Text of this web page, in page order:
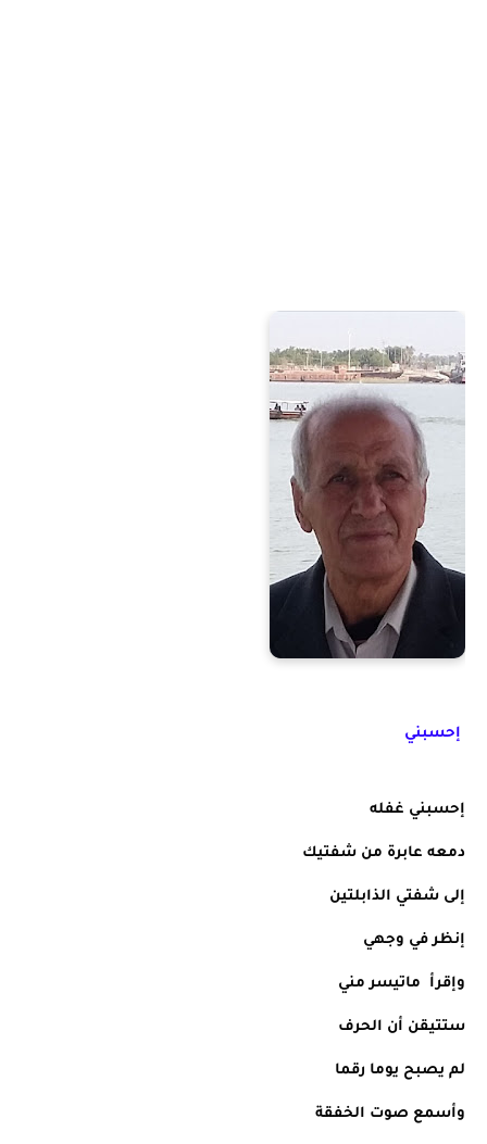
إحسبني
إحسبني غفله
دمعه عابرة من شفتيك
إلى شفتي الذابلتين
إنظر في وجهي
وإقرأ  ماتيسر مني
ستتيقن أن الحرف
لم يصبح يوما رقما
وأسمع صوت الخفقة